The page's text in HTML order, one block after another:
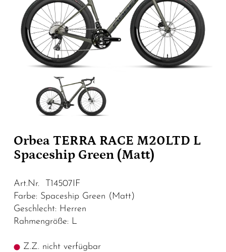
Orbea TERRA RACE M20LTD L
Spaceship Green (Matt)
Art.Nr. T14507IF
Farbe: Spaceship Green (Matt)
Geschlecht: Herren
Rahmengröße: L
Z.Z. nicht verfügbar